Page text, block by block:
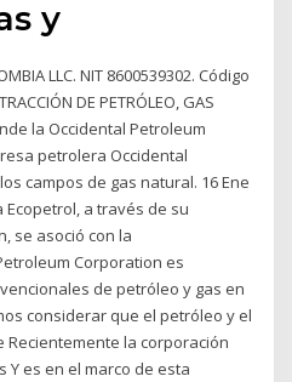
y
LLC. NIT 8600539302. Código
DE PETRÓLEO, GAS
la Occidental Petroleum
petrolera Occidental
campos de gas natural. 16 Ene
a través de su
se asoció con la
Corporation es
de petróleo y gas en
considerar que el petróleo y el
la corporación
Y es en el marco de esta